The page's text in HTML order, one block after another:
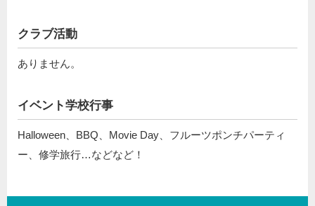
クラブ活動
ありません。
イベント学校行事
Halloween、BBQ、Movie Day、フルーツポンチパーティ
ー、修学旅行…などなど！